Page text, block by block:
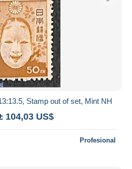
Stamp out of set, Mint NH
104,03 US$
Profesional